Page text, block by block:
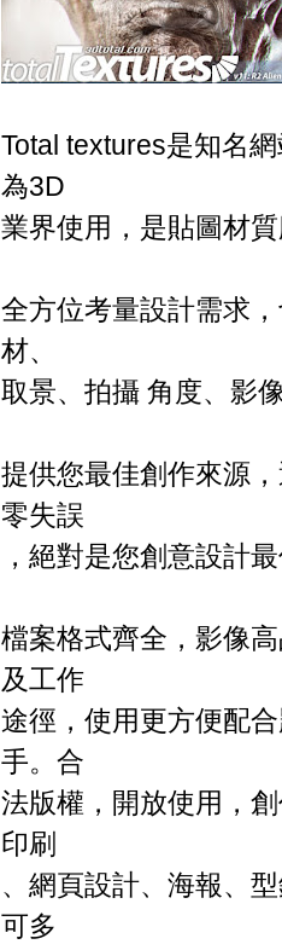
Total textures是知名
為3D
業界使用，是貼圖材
全方位考量設計需求
材、
取景、拍攝 角度、影
提供您最佳創作來源
零失誤
，絕對是您創意設計
檔案格式齊全，影像
及工作
途徑，使用更方便配
手。合
法版權，開放使用，
印刷
、網頁設計、海報、
可多